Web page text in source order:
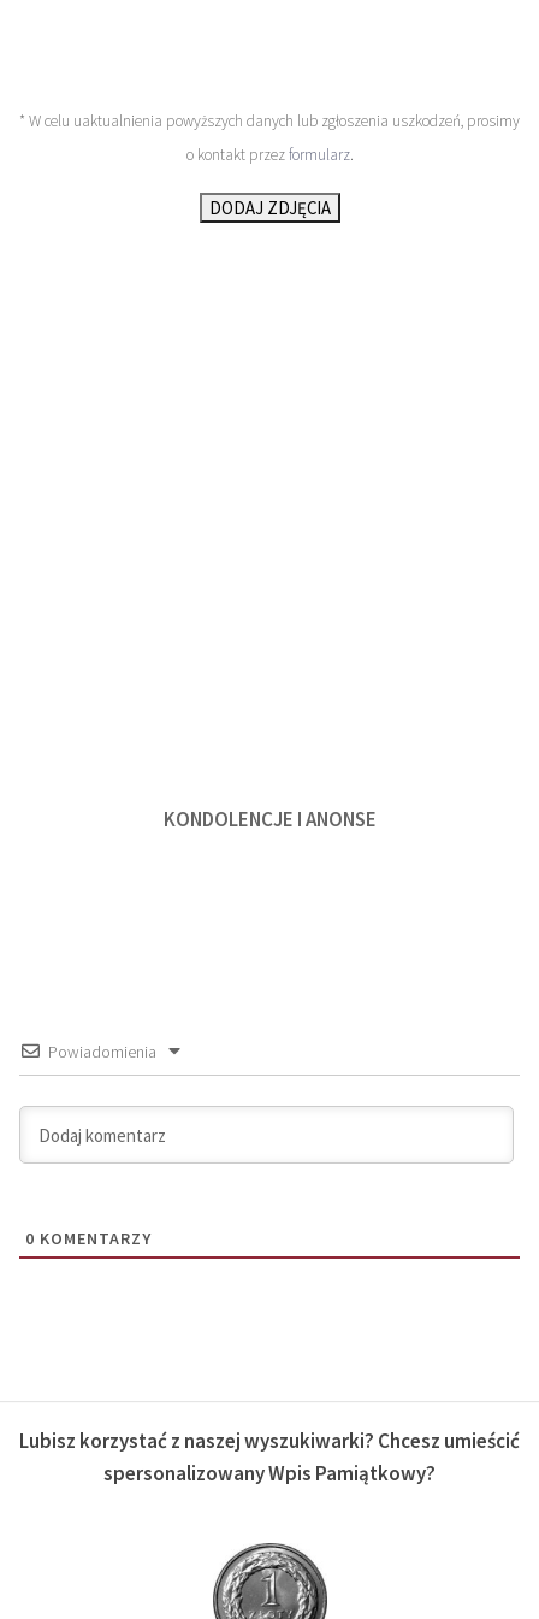
* W celu uaktualnienia powyższych danych lub zgłoszenia uszkodzeń, prosimy
o kontakt przezformularz.
DODAJ ZDJĘCIA
KONDOLENCJE I ANONSE
Powiadomienia
0 KOMENTARZY
Lubisz korzystać z naszej wyszukiwarki? Chcesz umieścić
spersonalizowany Wpis Pamiątkowy?